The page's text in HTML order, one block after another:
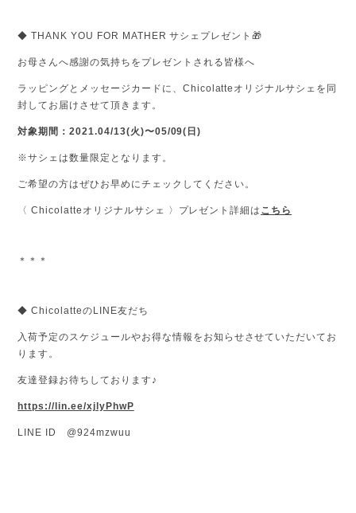
◆ THANK YOU FOR MATHER サシェプレゼント🎁
お母さんへ感謝の気持ちをプレゼントされる皆様へ
ラッピングとメッセージカードに、Chicolatteオリジナルサシェを同
封してお届けさせて頂きます。
対象期間：2021.04/13(火)〜05/09(日)
※サシェは数量限定となります。
ご希望の方はぜひお早めにチェックしてください。
〈 Chicolatteオリジナルサシェ 〉プレゼント詳細は こちら
＊＊＊
◆ ChicolatteのLINE友だち
入荷予定のスケジュールやお得な情報をお知らせさせていただいてお
ります。
友達登録お待ちしております♪
https://lin.ee/xjlyPhwP
LINE ID @924mzwuu